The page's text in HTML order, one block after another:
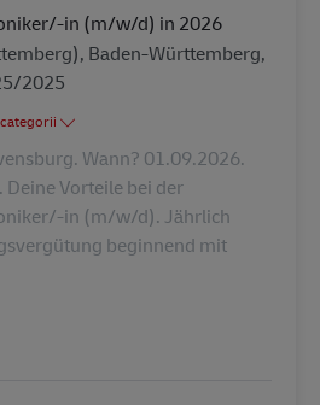
in (m/w/d) in 2026
Baden-Württemberg,
2025
Wann? 01.09.2026.
Deine Vorteile bei der
in (m/w/d). Jährlich
beginnend mit